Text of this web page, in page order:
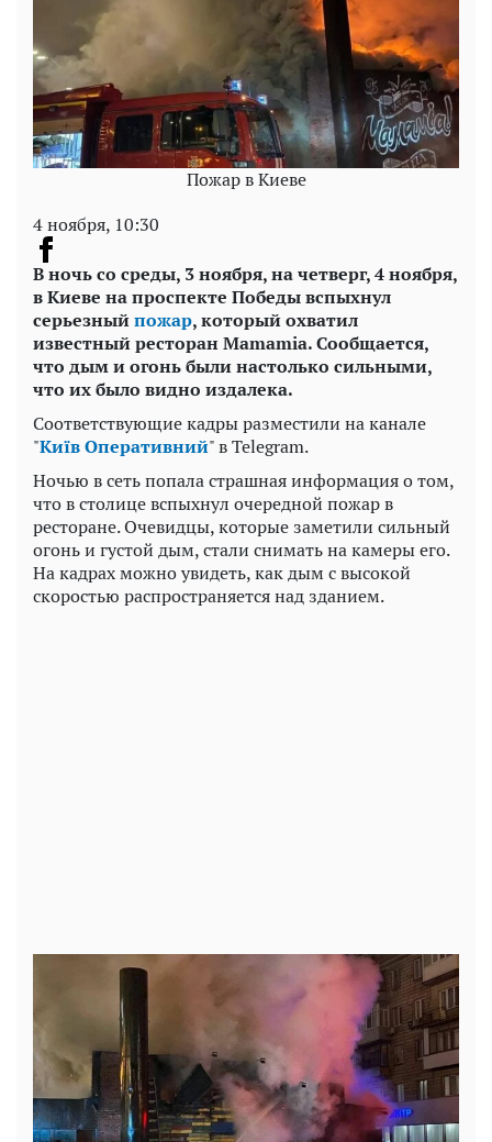
Пожар в Киеве
4 ноября, 10:30
В ночь со среды, 3 ноября, на четверг, 4 ноября,
в Киеве на проспекте Победы вспыхнул
серьезныйпожар, который охватил
известный ресторан Mamamia. Сообщается,
что дым и огонь были настолько сильными,
что их было видно издалека.
Соответствующие кадры разместили на канале
"Київ Оперативний" в Telegram.
Ночью в сеть попала страшная информация о том,
что в столице вспыхнул очередной пожар в
ресторане. Очевидцы, которые заметили сильный
огонь и густой дым, стали снимать на камеры его.
На кадрах можно увидеть, как дым с высокой
скоростью распространяется над зданием.